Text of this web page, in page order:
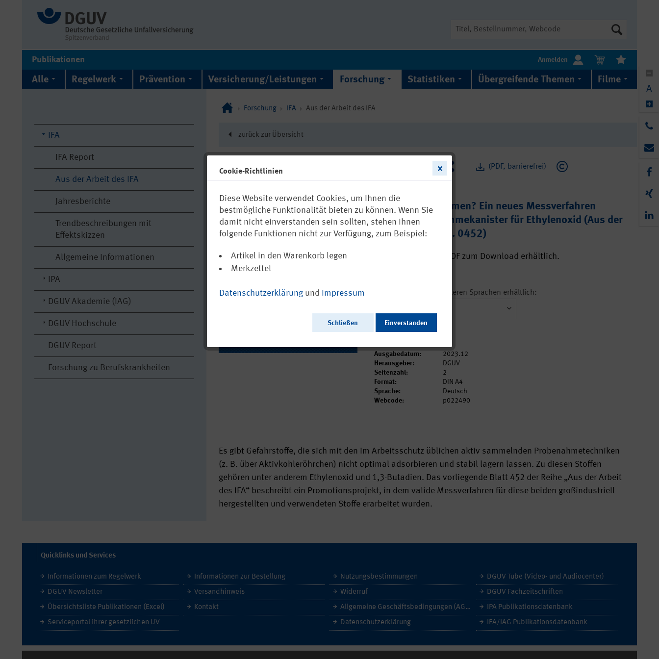
Publikationen Anmelden
Alle Regelwerk Prävention Versicherung/Leistungen Forschung Statistiken Übergreifende Themen Filme
IFA
IFA Report
Aus der Arbeit des IFA
Jahresberichte
Trendbeschreibungen mit
Effektskizzen
Allgemeine Informationen
IPA
DGUV Akademie (IAG)
DGUV Hochschule
DGUV Report
Forschung zu Berufskrankheiten
Forschung IFA Aus der Arbeit des IFA
zurück zur Übersicht
(PDF, barrierefrei)
Luft zum Mitnehmen? Ein neues Messverfahren
mittels Probenahmekanister für Ethylenoxid (Aus der
Arbeit des IFA Nr. 0452)
Ausschließlich als PDF zum Download erhältlich.
Dieser Artikel ist in weiteren Sprachen erhältlich:
Ausgabedatum:
2023.12
Herausgeber:
DGUV
Seitenzahl:
2
Format:
DIN A4
Sprache:
Deutsch
Webcode:
p022490
Es gibt Gefahrstoffe, die sich mit den im Arbeitsschutz üblichen aktiv sammelnden Probenahmetechniken
(z. B. über Aktivkohleröhrchen) nicht optimal adsorbieren und stabil lagern lassen. Zu diesen Stoffen
gehören unter anderem Ethylenoxid und 1,3-Butadien. Das vorliegende Blatt 452 der Reihe „Aus der Arbeit
des IFA“ beschreibt ein Promotionsprojekt, in dem valide Messverfahren für diese beiden großindustriell
hergestellten und verwendeten Stoffe erarbeitet wurden.
Quicklinks und Services
Informationen zum Regelwerk
DGUV Newsletter
Übersichtsliste Publikationen (Excel)
Serviceportal ihrer gesetzlichen UV
Informationen zur Bestellung
Versandhinweis
Kontakt
Nutzungsbestimmungen
Widerruf
Allgemeine Geschäftsbedingungen (AGB)
Datenschutzerklärung
DGUV Tube (Video- und Audiocenter)
DGUV Fachzeitschriften
IPA Publikationsdatenbank
IFA/IAG Publikationsdatenbank
A
Cookie-Richtlinien
Diese Website verwendet Cookies, um Ihnen die
bestmögliche Funktionalität bieten zu können. Wenn Sie
damit nicht einverstanden sein sollten, stehen Ihnen
folgende Funktionen nicht zur Verfügung, zum Beispiel:
Artikel in den Warenkorb legen
Merkzettel
Datenschutzerklärung und Impressum
Schließen Einverstanden